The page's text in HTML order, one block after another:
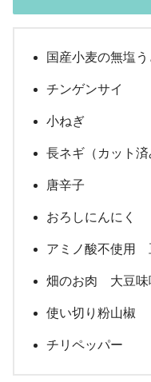
国産小麦の無
チンゲンサイ
小ねぎ
長ネギ（カット済
唐辛子
おろしにんにく
アミノ酸不使用
畑のお肉 大豆味
使い切り粉山椒
チリペッパー